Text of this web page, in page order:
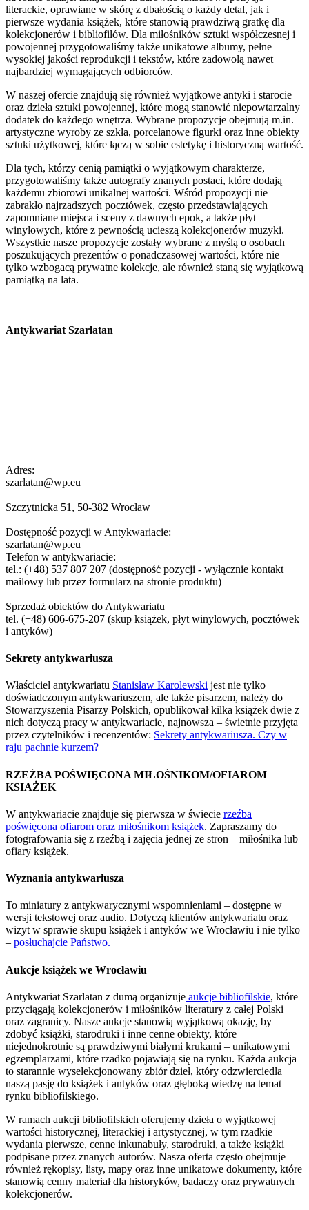
literackie, oprawiane w skórę z dbałością o każdy detal, jak i
pierwsze wydania książek, które stanowią prawdziwą gratkę dla
kolekcjonerów i bibliofilów. Dla miłośników sztuki współczesnej i
powojennej przygotowaliśmy także unikatowe albumy, pełne
wysokiej jakości reprodukcji i tekstów, które zadowolą nawet
najbardziej wymagających odbiorców.
W naszej ofercie znajdują się również wyjątkowe antyki i starocie
oraz dzieła sztuki powojennej, które mogą stanowić niepowtarzalny
dodatek do każdego wnętrza. Wybrane propozycje obejmują m.in.
artystyczne wyroby ze szkła, porcelanowe figurki oraz inne obiekty
sztuki użytkowej, które łączą w sobie estetykę i historyczną wartość.
Dla tych, którzy cenią pamiątki o wyjątkowym charakterze,
przygotowaliśmy także autografy znanych postaci, które dodają
każdemu zbiorowi unikalnej wartości. Wśród propozycji nie
zabrakło najrzadszych pocztówek, często przedstawiających
zapomniane miejsca i sceny z dawnych epok, a także płyt
winylowych, które z pewnością ucieszą kolekcjonerów muzyki.
Wszystkie nasze propozycje zostały wybrane z myślą o osobach
poszukujących prezentów o ponadczasowej wartości, które nie
tylko wzbogacą prywatne kolekcje, ale również staną się wyjątkową
pamiątką na lata.
Antykwariat Szarlatan
Adres:
szarlatan@wp.eu
Szczytnicka 51, 50-382 Wrocław
Dostępność pozycji w Antykwariacie:
szarlatan@wp.eu
Telefon w antykwariacie:
tel.: (+48) 537 807 207 (dostępność pozycji - wyłącznie kontakt
mailowy lub przez formularz na stronie produktu)
Sprzedaż obiektów do Antykwariatu
tel. (+48) 606-675-207 (skup książek, płyt winylowych, pocztówek
i antyków)
Sekrety antykwariusza
Właściciel antykwariatu Stanisław Karolewski jest nie tylko
doświadczonym antykwariuszem, ale także pisarzem, należy do
Stowarzyszenia Pisarzy Polskich, opublikował kilka książek dwie z
nich dotyczą pracy w antykwariacie, najnowsza – świetnie przyjęta
przez czytelników i recenzentów: Sekrety antykwariusza. Czy w
raju pachnie kurzem?
RZEŹBA POŚWIĘCONA MIŁOŚNIKOM/OFIAROM
KSIAŻEK
W antykwariacie znajduje się pierwsza w świecie rzeźba
poświęcona ofiarom oraz miłośnikom książek. Zapraszamy do
fotografowania się z rzeźbą i zajęcia jednej ze stron – miłośnika lub
ofiary książek.
Wyznania antykwariusza
To miniatury z antykwarycznymi wspomnieniami – dostępne w
wersji tekstowej oraz audio. Dotyczą klientów antykwariatu oraz
wizyt w sprawie skupu książek i antyków we Wrocławiu i nie tylko
– posłuchajcie Państwo.
Aukcje książek we Wrocławiu
Antykwariat Szarlatan z dumą organizuje aukcje bibliofilskie, które
przyciągają kolekcjonerów i miłośników literatury z całej Polski
oraz zagranicy. Nasze aukcje stanowią wyjątkową okazję, by
zdobyć książki, starodruki i inne cenne obiekty, które
niejednokrotnie są prawdziwymi białymi krukami – unikatowymi
egzemplarzami, które rzadko pojawiają się na rynku. Każda aukcja
to starannie wyselekcjonowany zbiór dzieł, który odzwierciedla
naszą pasję do książek i antyków oraz głęboką wiedzę na temat
rynku bibliofilskiego.
W ramach aukcji bibliofilskich oferujemy dzieła o wyjątkowej
wartości historycznej, literackiej i artystycznej, w tym rzadkie
wydania pierwsze, cenne inkunabuły, starodruki, a także książki
podpisane przez znanych autorów. Nasza oferta często obejmuje
również rękopisy, listy, mapy oraz inne unikatowe dokumenty, które
stanowią cenny materiał dla historyków, badaczy oraz prywatnych
kolekcjonerów.